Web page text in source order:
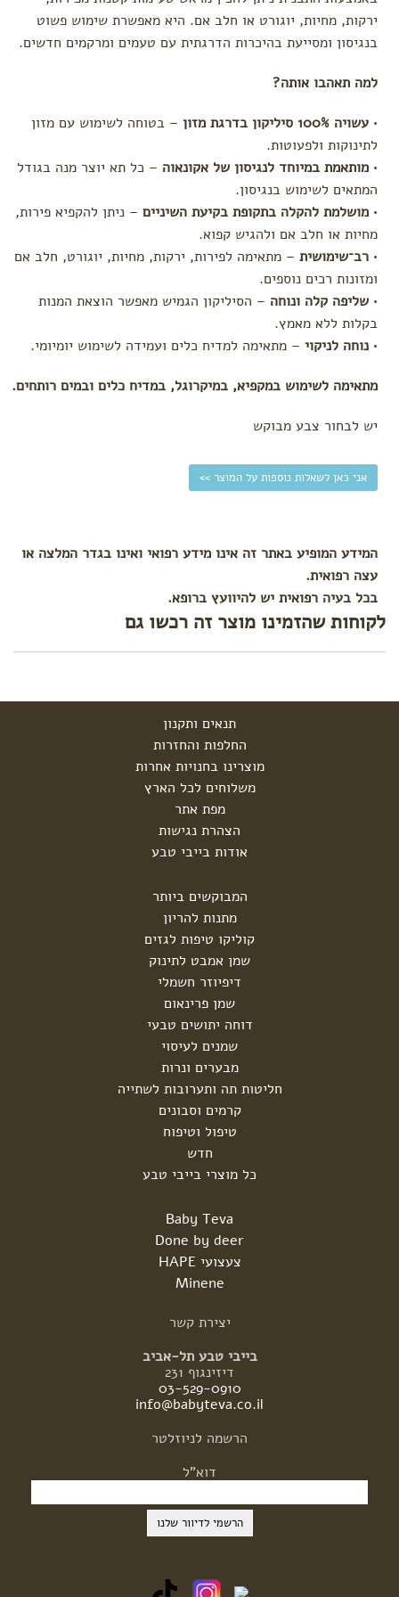
by
Deer
צעצועי
מיננה
Moulin
Roty
לפי צורך
הצטננות,
שיעול
וקשיי
נשימה
עקיצות
כינים
בעיות
בעור
(יובש,
וזיהומים)
ריכוז
חיזוק
המערכת
פעוטות
חובה
בבית
גנים
ירקות, מחיות, יוגורט או חלב אם. היא מאפשרת שימוש פשוט
בנגיסון ומסייעת בהיכרות הדרגתית עם טעמים ומרקמים חדשים.
למה תאהבו אותה?
• עשויה 100% סיליקון בדרגת מזון
– בטוחה לשימוש עם מזון
לתינוקות ולפעוטות.
• מותאמת במיוחד לנגיסון של אקונאוה – כל תא יוצר מנה בגודל
המתאים לשימוש בנגיסון.
• מושלמת להקלה בתקופת בקיעת השיניים– ניתן להקפיא פירות,
מחיות או חלב אם ולהגיש קפוא.
• רב־שימושית– מתאימה לפירות, ירקות, מחיות, יוגורט, חלב אם
ומזונות רכים נוספים.
• שליפה קלה ונוחה – הסיליקון הגמיש מאפשר הוצאת המנות
בקלות ללא מאמץ.
• נוחה לניקוי– מתאימה למדיח כלים ועמידה לשימוש יומיומי.
מתאימה לשימוש במקפיא, במיקרוגל, במדיח כלים ובמים רותחים.
יש לבחור צבע מבוקש
אני כאן לשאלות נוספות על המוצר >>
המידע המופיע באתר זה אינו מידע רפואי ואינו בגדר המלצה או
עצה רפואית.
בכל בעיה רפואית יש להיוועץ ברופא.
לקוחות שהזמינו מוצר זה רכשו גם
תנאים ותקנון
החלפות והחזרות
מוצרינו בחנויות אחרות
משלוחים לכל הארץ
מפת אתר
הצהרת נגישות
אודות בייבי טבע
המבוקשים ביותר
מתנות להריון
קוליקו טיפות לגזים
שמן אמבט לתינוק
דיפיוזר חשמלי
שמן פרינאום
דוחה יתושים טבעי
שמנים לעיסוי
מבערים ונרות
חליטות תה ותערובות לשתייה
קרמים וסבונים
טיפול וטיפוח
חדש
כל מוצרי בייבי טבע
Baby Teva
Done by deer
צעצועי HAPE
Minene
יצירת קשר
בייבי טבע תל-אביב
דיזינגוף 231
03-529-0910
info@babyteva.co.il
הרשמה לניוזלטר
דוא"ל